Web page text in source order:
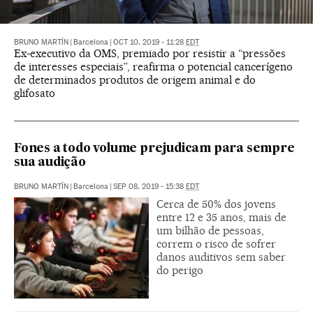
BRUNO MARTÍN Barcelona OCT 10, 2019 - 11:28 EDT
Ex-executivo da OMS, premiado por resistir a “pressões
de interesses especiais”, reafirma o potencial cancerígeno
de determinados produtos de origem animal e do
glifosato
Fones a todo volume prejudicam para sempre
sua audição
BRUNO MARTÍN Barcelona SEP 08, 2019 - 15:38 EDT
Cerca de 50% dos jovens
entre 12 e 35 anos, mais de
um bilhão de pessoas,
correm o risco de sofrer
danos auditivos sem saber
do perigo